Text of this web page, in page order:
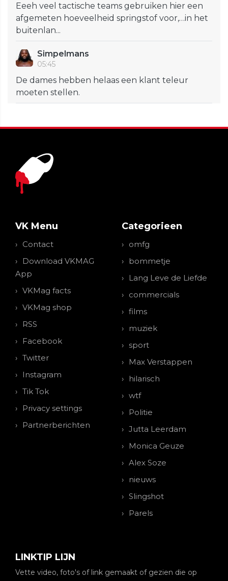
Eeeh veel tactische teams gebruiken hier een
afgemeten hoeveelheid springstof voor,…in het
buitenlan...
Simpelmans
05:45
De dames hebben helaas een klant teleur
moeten stellen.
VK Menu
Contact
Download VKMAG
App
VKMag facts
VKMag shop
RSS
Facebook
Twitter
Instagram
Tik Tok
Privacy settings
Partnerberichten
Categorieen
omfg
bommetje
Lang Leve de Liefde
commercials
films
muziek
sport
Max Verstappen
hilarisch
wtf
Politie
Jutta Leerdam
Monica Geuze
Alex Soze
nieuws
Slingshot
Parels
LINKTIP LIJN
Vette video, foto's of link gemaakt of gezien die op